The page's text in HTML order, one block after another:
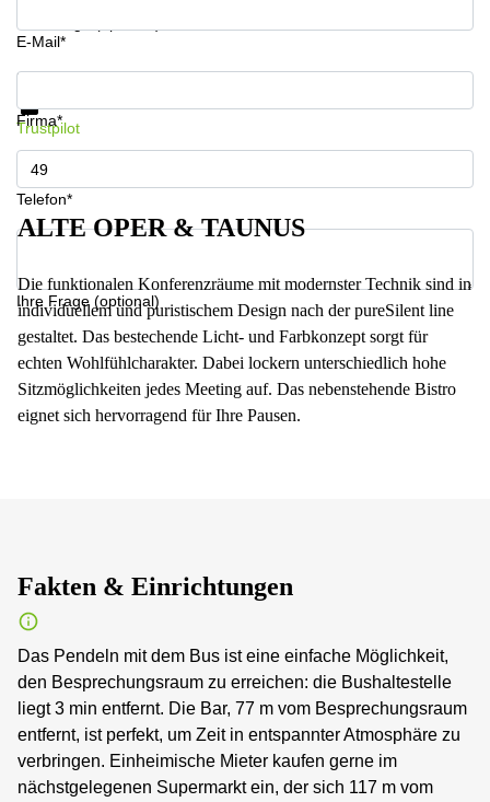
Köln
E-Mail*
Firma*
Telefon*
Ihre Frage (optional)
Infos & Preise jetzt erhalten
Trustpilot
ALTE OPER & TAUNUS
Die funktionalen Konferenzräume mit modernster Technik sind in
individuellem und puristischem Design nach der pureSilent line
gestaltet. Das bestechende Licht- und Farbkonzept sorgt für
echten Wohlfühlcharakter. Dabei lockern unterschiedlich hohe
Sitzmöglichkeiten jedes Meeting auf. Das nebenstehende Bistro
eignet sich hervorragend für Ihre Pausen.
Fakten & Einrichtungen
Das Pendeln mit dem Bus ist eine einfache Möglichkeit,
den Besprechungsraum zu erreichen: die Bushaltestelle
liegt 3 min entfernt. Die Bar, 77 m vom Besprechungsraum
entfernt, ist perfekt, um Zeit in entspannter Atmosphäre zu
verbringen. Einheimische Mieter kaufen gerne im
nächstgelegenen Supermarkt ein, der sich 117 m vom